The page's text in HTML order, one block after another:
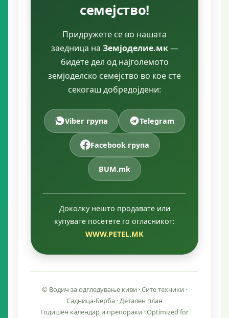
семејство!
Придружете се во нашата
заедница на Земјоделие.мк—
бидете дел од најголемото
земјоделско семејство во кое сте
секогаш добредојдени:
Viber група Telegram
Facebook група
BUM.mk
Доколку нешто продавате или
купувате посетете го огласникот:
WWW.PETEL.MK
© Водич за одгледување киви · Сите техники ·
Садница-Берба · Детален план
Годишен календар и препораки · Optimized for